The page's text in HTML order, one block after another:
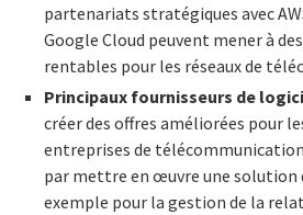
partenariats stratégiques avec
Google Cloud peuvent mener à
rentables pour les réseaux de
Principaux fournisseurs de
créer des offres améliorées pour
entreprises de
par mettre en œuvre une solution
exemple pour la gestion de la